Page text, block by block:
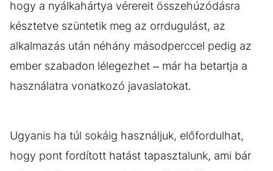
hogy a nyálkahártya vérereit összehúzódásra
késztetve szüntetik meg az orrdugulást, az
alkalmazás után néhány másodperccel pedig az
ember szabadon lélegezhet – már ha betartja a
használatra vonatkozó javaslatokat.
Ugyanis ha túl sokáig használjuk, előfordulhat,
hogy pont fordított hatást tapasztalunk, ami bár